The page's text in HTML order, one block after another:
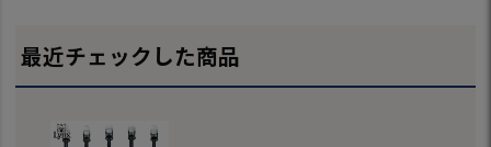
最近チェックした商品